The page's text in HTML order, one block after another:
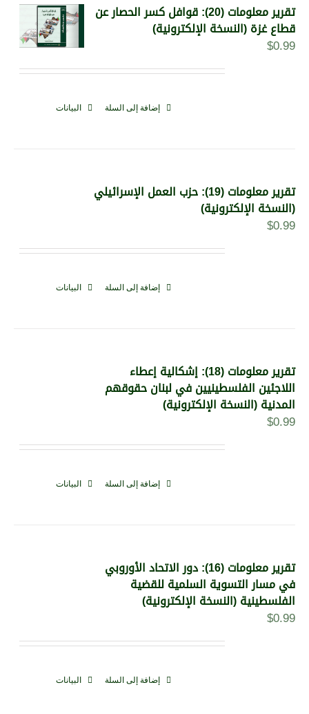
تقرير معلومات (20): قوافل كسر الحصار عن
قطاع غزة (النسخة الإلكترونية)
$0.99
إضافة إلى السلة البيانات
تقرير معلومات (19): حزب العمل الإسرائيلي
(النسخة الإلكترونية)
$0.99
إضافة إلى السلة البيانات
تقرير معلومات (18): إشكالية إعطاء
اللاجئين الفلسطينيين في لبنان حقوقهم
المدنية (النسخة الإلكترونية)
$0.99
إضافة إلى السلة البيانات
تقرير معلومات (16): دور الاتحاد الأوروبي
في مسار التسوية السلمية للقضية
الفلسطينية (النسخة الإلكترونية)
$0.99
إضافة إلى السلة البيانات